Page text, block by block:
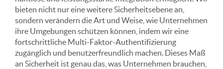
bieten nicht nur eine weitere Sicherheitsebene an,
sondern verändern die Art und Weise, wie Unternehmen
ihre Umgebungen schützen können, indem wir eine
fortschrittliche Multi-Faktor-Authentifizierung
zugänglich und benutzerfreundlich machen. Dieses Maß
an Sicherheit ist genau das, was Unternehmen brauchen,